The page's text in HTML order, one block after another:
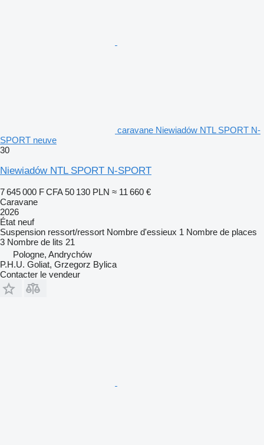
caravane Niewiadów NTL SPORT N-
SPORT neuve
30
Niewiadów NTL SPORT N-SPORT
7 645 000 F CFA 50 130 PLN ≈ 11 660 €
Caravane
2026
État neuf
Suspension ressort/ressort Nombre d'essieux 1 Nombre de places
3 Nombre de lits 21
Pologne, Andrychów
P.H.U. Goliat, Grzegorz Bylica
Contacter le vendeur